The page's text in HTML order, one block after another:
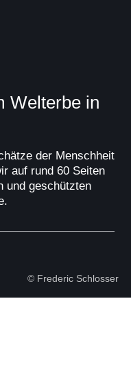
© Frederic Schlosser
Welterbe in
der Menschheit
auf rund 60 Seiten
und geschützten